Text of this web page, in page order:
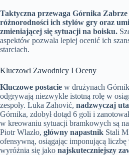
Taktyczna przewaga Górnika
różnorodności ich stylów gry oraz
zmieniającej się sytuacji na boisku.
aspektów pozwala lepiej ocenić ich
starciach.
Kluczowi Zawodnicy I Oceny
Kluczowe postacie w drużynach
odgrywają niezwykle istotną rolę w
zespoły. Luka Zahović, nadzwyczaj
Górnika, zdobył dotąd 6 goli i
w kreowaniu sytuacji bramkowych są
Piotr Wlazło, główny napastnik Stali
ofensywną, osiągając imponującą
wyróżnia się jako najskuteczniejszy